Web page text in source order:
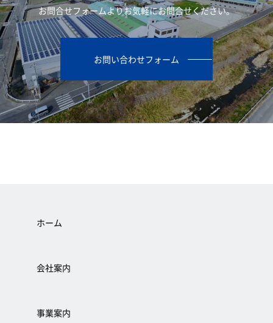
お問合せフォームよりお気軽にお問合せください。
お問い合わせフォーム
ホーム
会社案内
事業案内